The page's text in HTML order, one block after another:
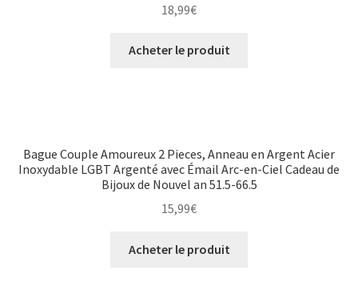
18,99€
Acheter le produit
Bague Couple Amoureux 2 Pieces, Anneau en Argent Acier
Inoxydable LGBT Argenté avec Émail Arc-en-Ciel Cadeau de
Bijoux de Nouvel an 51.5-66.5
15,99€
Acheter le produit